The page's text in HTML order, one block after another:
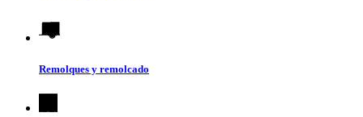
Remolques y remolcado